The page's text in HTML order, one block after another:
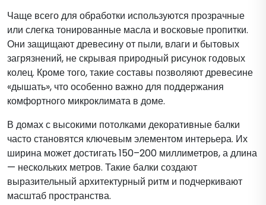
Чаще всего для обработки используются прозрачные
или слегка тонированные масла и восковые пропитки.
Они защищают древесину от пыли, влаги и бытовых
загрязнений, не скрывая природный рисунок годовых
колец. Кроме того, такие составы позволяют древесине
«дышать», что особенно важно для поддержания
комфортного микроклимата в доме.
В домах с высокими потолками декоративные балки
часто становятся ключевым элементом интерьера. Их
ширина может достигать 150–200 миллиметров, а длина
— нескольких метров. Такие балки создают
выразительный архитектурный ритм и подчеркивают
масштаб пространства.